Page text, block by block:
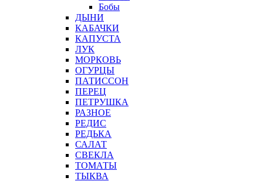
Бобы
ДЫНИ
КАБАЧКИ
КАПУСТА
ЛУК
МОРКОВЬ
ОГУРЦЫ
ПАТИССОН
ПЕРЕЦ
ПЕТРУШКА
РАЗНОЕ
РЕДИС
РЕДЬКА
САЛАТ
СВЕКЛА
ТОМАТЫ
ТЫКВА